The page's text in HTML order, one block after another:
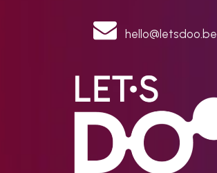
hello@letsdoo.be